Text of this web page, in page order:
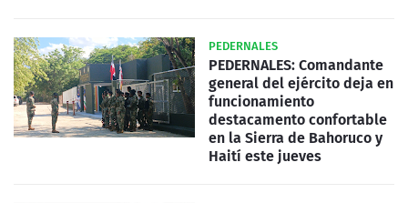
PEDERNALES
PEDERNALES: Comandante
general del ejército deja en
funcionamiento
destacamento confortable
en la Sierra de Bahoruco y
Haití este jueves